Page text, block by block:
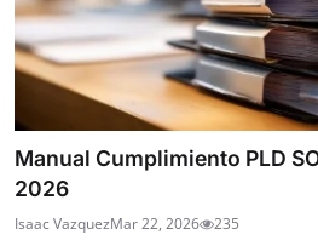
Manual Cumplimiento PLD
2026
Isaac VazquezMar 22, 2026 235